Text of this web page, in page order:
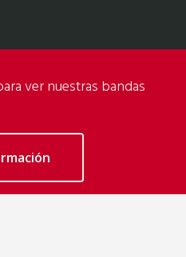
ver nuestras bandas